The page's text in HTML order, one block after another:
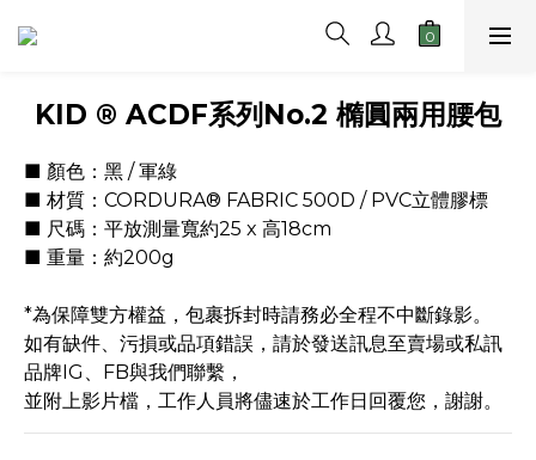
KID ® ACDF系列No.2 橢圓兩用腰包
■ 顏色：黑 / 軍綠
■ 材質：CORDURA® FABRIC 500D / PVC立體膠標
■ 尺碼：平放測量寬約25 x 高18cm
■ 重量：約200g
*為保障雙方權益，包裹拆封時請務必全程不中斷錄影。
如有缺件、污損或品項錯誤，請於發送訊息至賣場或私訊
品牌IG、FB與我們聯繫，
並附上影片檔，工作人員將儘速於工作日回覆您，謝謝。